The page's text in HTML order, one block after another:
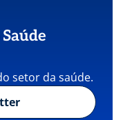
setor da saúde.